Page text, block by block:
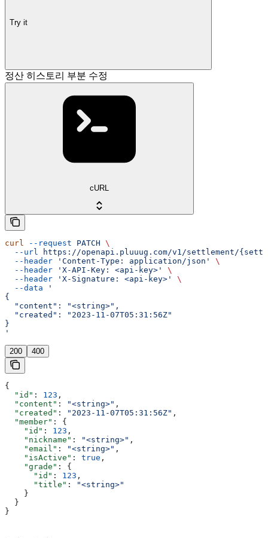
Try it
정산 히스토리 부분 수정
cURL
curl --request PATCH \
  --url
https://openapi.pluuug.com/v1/settlement/
  --header
'Content-Type: application/json'
\
  --header
'X-API-Key: <api-key>'
\
  --header
'X-Signature: <api-key>'
\
  --data
'
{
  "content": "<string>",
  "created": "2023-11-07T05:31:56Z"
}
'
200 400
{
  "id"
: 123 ,
  "content"
: "<string>" ,
  "created"
: "2023-11-07T05:31:56Z" ,
  "member"
: {
    "id"
: 123 ,
    "nickname"
: "<string>" ,
    "email"
: "<string>" ,
    "isActive"
: true ,
    "grade"
: {
      "id"
: 123 ,
      "title"
:
"<string>"
    }
  }
}